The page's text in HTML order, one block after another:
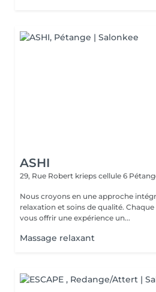
ASHI
29, Rue Robert krieps cellule 6
Nous croyons en une approche
relaxation et soins de qualité.
vous offrir une expérience un...
Massage relaxant